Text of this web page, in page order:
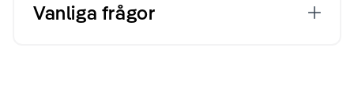
Vanliga frågor